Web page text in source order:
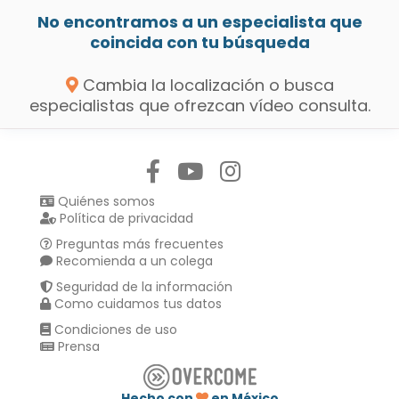
No encontramos a un especialista que
coincida con tu búsqueda
Cambia la localización o busca
especialistas que ofrezcan vídeo consulta.
Quiénes somos
Política de privacidad
Preguntas más frecuentes
Recomienda a un colega
Seguridad de la información
Como cuidamos tus datos
Condiciones de uso
Prensa